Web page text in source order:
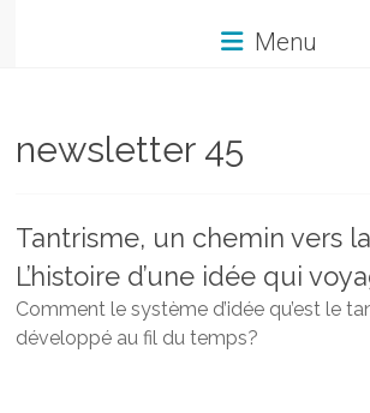
chercheurs
Faculté
des
lettres
Menu
newsletter 45
Tantrisme, un chemin vers
L’histoire d’une idée qui
Comment le système d’idée qu’est le
développé au fil du temps?